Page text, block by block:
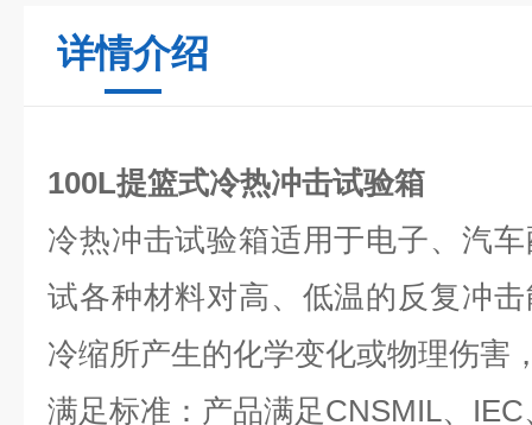
详情介绍
100L提篮式冷热冲击试验箱
冷热冲击试验箱适用于电子、汽
试各种材料对高、低温的反复冲
冷缩所产生的化学变化或物理伤害
满足标准：产品满足CNSMIL、